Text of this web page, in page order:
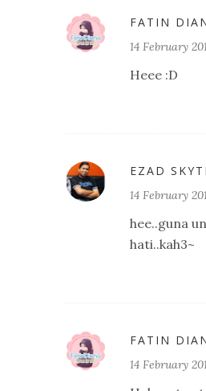
FATIN
14 February
Heee :D
EZAD
14 February
hee..guna
hati..kah3~
FATIN
14 February